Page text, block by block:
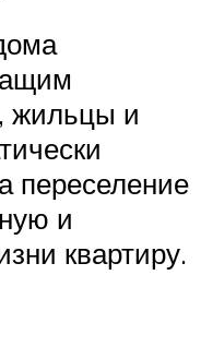
жильцы и
переселение
и
квартиру.